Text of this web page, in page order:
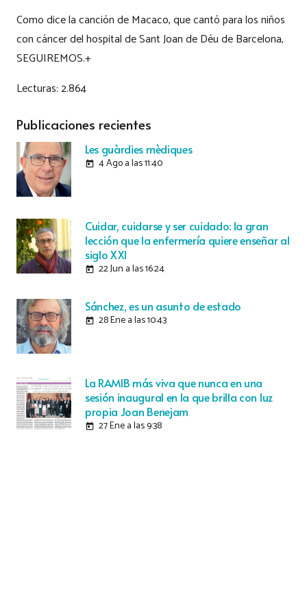
Como dice la canción de Macaco, que cantó para los niños
con cáncer del hospital de Sant Joan de Déu de Barcelona,
SEGUIREMOS.+
Lecturas:2.864
Publicaciones recientes
Les guàrdies mèdiques
today 4 Ago a las 11:40
Cuidar, cuidarse y ser cuidado: la gran
lección que la enfermería quiere enseñar al
siglo XXI
today 22 Jun a las 16:24
Sánchez, es un asunto de estado
today 28 Ene a las 10:43
La RAMIB más viva que nunca en una
sesión inaugural en la que brilla con luz
propia Joan Benejam
today 27 Ene a las 9:38